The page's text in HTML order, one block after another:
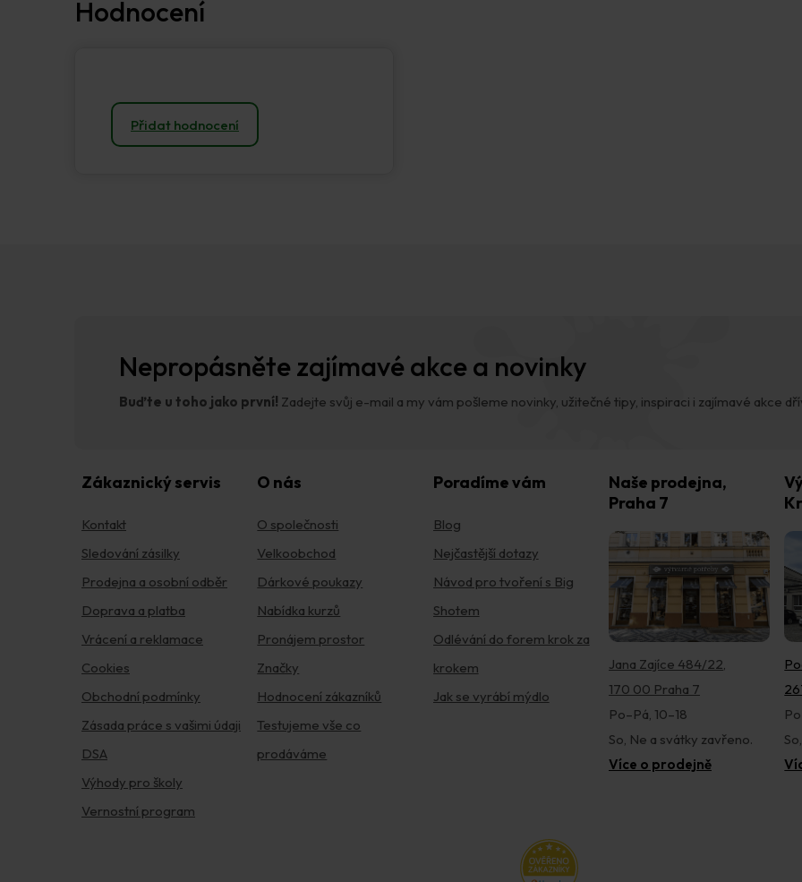
Přidat hodnocení
Nepropásněte zajímavé akce a novinky
Buďte u toho jako první! Zadejte svůj e-mail a my vám pošleme novinky, užitečné tipy, inspiraci i zajímavé akce
Zákaznický servis
Kontakt
Sledování zásilky
Prodejna a osobní odběr
Doprava a platba
Vrácení a reklamace
Cookies
Obchodní podmínky
Zásada práce s vašimi údaji
DSA
Výhody pro školy
Vernostní program
O nás
O společnosti
Velkoobchod
Dárkové poukazy
Nabídka kurzů
Pronájem prostor
Značky
Hodnocení zákazníků
Testujeme vše co
prodáváme
Poradíme vám
Blog
Nejčastější dotazy
Návod pro tvoření s Big
Shotem
Odlévání do forem krok za
krokem
Jak se vyrábí mýdlo
Naše prodejna,
Praha 7
Jana Zajíce 484/22,
170 00 Praha 7
Po–Pá, 10–18
So, Ne a svátky zavřeno.
Více o prodejně